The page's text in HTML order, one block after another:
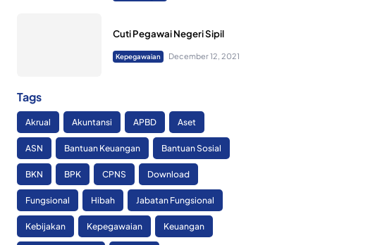
Cuti Pegawai Negeri Sipil
Kepegawaian December 12, 2021
Tags
Akrual Akuntansi APBD Aset
ASN Bantuan Keuangan Bantuan Sosial
BKN BPK CPNS Download
Fungsional Hibah Jabatan Fungsional
Kebijakan Kepegawaian Keuangan